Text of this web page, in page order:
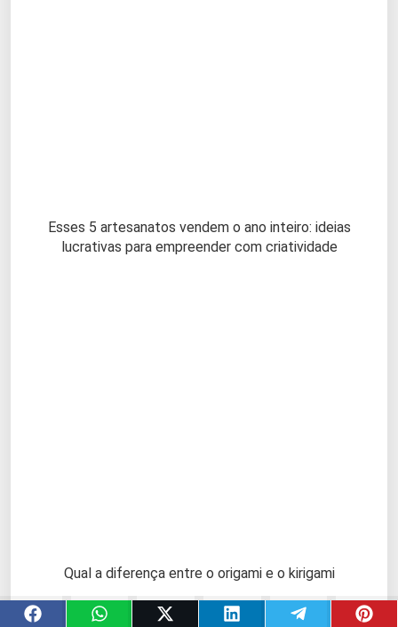
Esses 5 artesanatos vendem o ano inteiro: ideias
lucrativas para empreender com criatividade
Qual a diferença entre o origami e o kirigami